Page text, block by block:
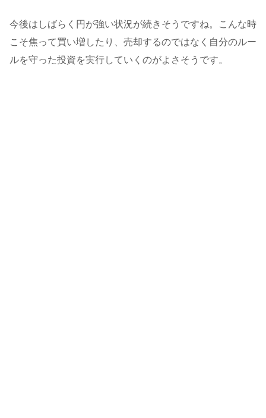
今後はしばらく円が強い状況が続きそうですね。こんな時
こそ焦って買い増したり、売却するのではなく自分のルー
ルを守った投資を実行していくのがよさそうです。